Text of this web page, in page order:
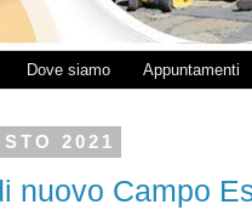
Dove siamo Appuntamenti
2021
nuovo Campo